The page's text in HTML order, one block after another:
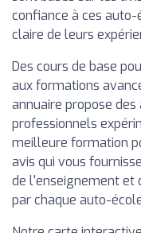
confiance à ces
claire de leurs
Des cours de base
aux formations
annuaire propose
professionnels
meilleure formation
avis qui vous
de l'enseignement et
par chaque auto-